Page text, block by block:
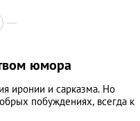
юмора
иронии и сарказма. Но
побуждениях, всегда к